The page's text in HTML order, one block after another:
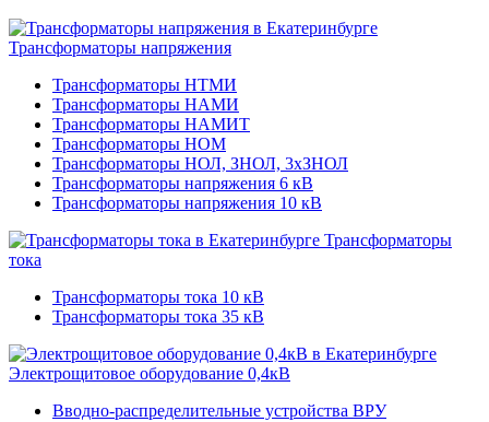
Трансформаторы напряжения
Трансформаторы НТМИ
Трансформаторы НАМИ
Трансформаторы НАМИТ
Трансформаторы НОМ
Трансформаторы НОЛ, ЗНОЛ, 3хЗНОЛ
Трансформаторы напряжения 6 кВ
Трансформаторы напряжения 10 кВ
Трансформаторы
тока
Трансформаторы тока 10 кВ
Трансформаторы тока 35 кВ
Электрощитовое оборудование 0,4кВ
Вводно-распределительные устройства ВРУ